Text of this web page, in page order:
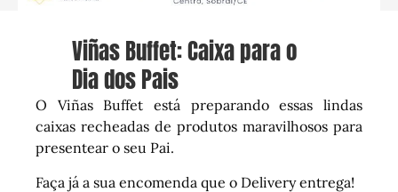
Viñas Buffet: Caixa para o
Dia dos Pais
O Viñas Buffet está preparando essas lindas
caixas recheadas de produtos maravilhosos para
presentear o seu Pai.
Faça já a sua encomenda que o Delivery entrega!